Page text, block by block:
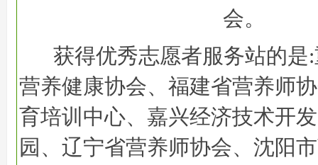
会。
获得优秀志愿者服务站的是
营养健康协会、福建省营养师
育培训中心、嘉兴经济技术开
园、辽宁省营养师协会、沈阳